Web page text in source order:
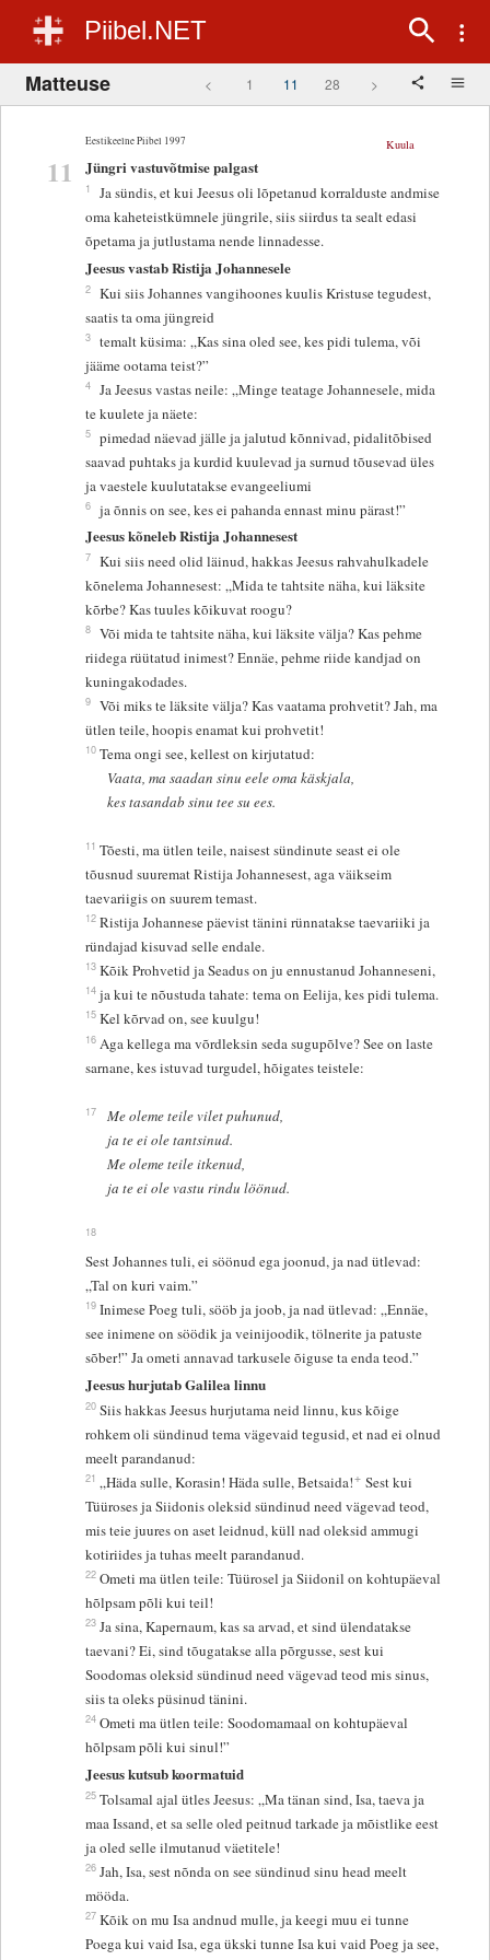
Piibel.NET
Matteuse < 1 11 28 >
Eestikeelne Piibel 1997
11
Kuula
Jüngri vastuvõtmise palgast
1
Ja sündis, et kui Jeesus oli lõpetanud korralduste andmise
oma kaheteistkümnele jüngrile, siis siirdus ta sealt edasi
õpetama ja jutlustama nende linnadesse.
Jeesus vastab Ristija Johannesele
2 Kui siis Johannes vangihoones kuulis Kristuse tegudest,
saatis ta oma jüngreid
3 temalt küsima: „Kas sina oled see, kes pidi tulema, või
jääme ootama teist?”
4 Ja Jeesus vastas neile: „Minge teatage Johannesele, mida
te kuulete ja näete:
5 pimedad näevad jälle ja jalutud kõnnivad, pidalitõbised
saavad puhtaks ja kurdid kuulevad ja surnud tõusevad üles
ja vaestele kuulutatakse evangeeliumi
6 ja õnnis on see, kes ei pahanda ennast minu pärast!”
Jeesus kõneleb Ristija Johannesest
7 Kui siis need olid läinud, hakkas Jeesus rahvahulkadele
kõnelema Johannesest: „Mida te tahtsite näha, kui läksite
kõrbe? Kas tuules kõikuvat roogu?
8 Või mida te tahtsite näha, kui läksite välja? Kas pehme
riidega rüütatud inimest? Ennäe, pehme riide kandjad on
kuningakodades.
9 Või miks te läksite välja? Kas vaatama prohvetit? Jah, ma
ütlen teile, hoopis enamat kui prohvetit!
10 Tema ongi see, kellest on kirjutatud:
Vaata, ma saadan sinu eele oma käskjala,
kes tasandab sinu tee su ees.
11 Tõesti, ma ütlen teile, naisest sündinute seast ei ole
tõusnud suuremat Ristija Johannesest, aga väikseim
taevariigis on suurem temast.
12 Ristija Johannese päevist tänini rünnatakse taevariiki ja
ründajad kisuvad selle endale.
13 Kõik Prohvetid ja Seadus on ju ennustanud Johanneseni,
14 ja kui te nõustuda tahate: tema on Eelija, kes pidi tulema.
15 Kel kõrvad on, see kuulgu!
16 Aga kellega ma võrdleksin seda sugupõlve? See on laste
sarnane, kes istuvad turgudel, hõigates teistele:
17
Me oleme teile vilet puhunud,
ja te ei ole tantsinud.
Me oleme teile itkenud,
ja te ei ole vastu rindu löönud.
18
Sest Johannes tuli, ei söönud ega joonud, ja nad ütlevad:
„Tal on kuri vaim.”
19 Inimese Poeg tuli, sööb ja joob, ja nad ütlevad: „Ennäe,
see inimene on söödik ja veinijoodik, tölnerite ja patuste
sõber!” Ja ometi annavad tarkusele õiguse ta enda teod.”
Jeesus hurjutab Galilea linnu
20 Siis hakkas Jeesus hurjutama neid linnu, kus kõige
rohkem oli sündinud tema vägevaid tegusid, et nad ei olnud
meelt parandanud:
21 „Häda sulle, Korasin! Häda sulle, Betsaida!+ Sest kui
Tüüroses ja Siidonis oleksid sündinud need vägevad teod,
mis teie juures on aset leidnud, küll nad oleksid ammugi
kotiriides ja tuhas meelt parandanud.
22 Ometi ma ütlen teile: Tüürosel ja Siidonil on kohtupäeval
hõlpsam põli kui teil!
23 Ja sina, Kapernaum, kas sa arvad, et sind ülendatakse
taevani? Ei, sind tõugatakse alla põrgusse, sest kui
Soodomas oleksid sündinud need vägevad teod mis sinus,
siis ta oleks püsinud tänini.
24 Ometi ma ütlen teile: Soodomamaal on kohtupäeval
hõlpsam põli kui sinul!”
Jeesus kutsub koormatuid
25 Tolsamal ajal ütles Jeesus: „Ma tänan sind, Isa, taeva ja
maa Issand, et sa selle oled peitnud tarkade ja mõistlike eest
ja oled selle ilmutanud väetitele!
26 Jah, Isa, sest nõnda on see sündinud sinu head meelt
mööda.
27 Kõik on mu Isa andnud mulle, ja keegi muu ei tunne
Poega kui vaid Isa, ega ükski tunne Isa kui vaid Poeg ja see,